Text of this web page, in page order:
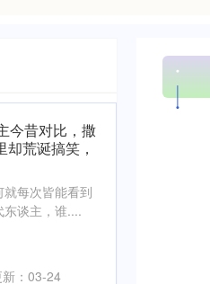
今昔对比，撒
荒诞搞笑，
每次皆能看到
谈主，谁....
新：03-24